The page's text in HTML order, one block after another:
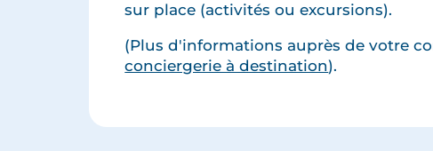
sur place (activités ou excursions).
(Plus d'informations auprès de votre
conciergerie à destination).